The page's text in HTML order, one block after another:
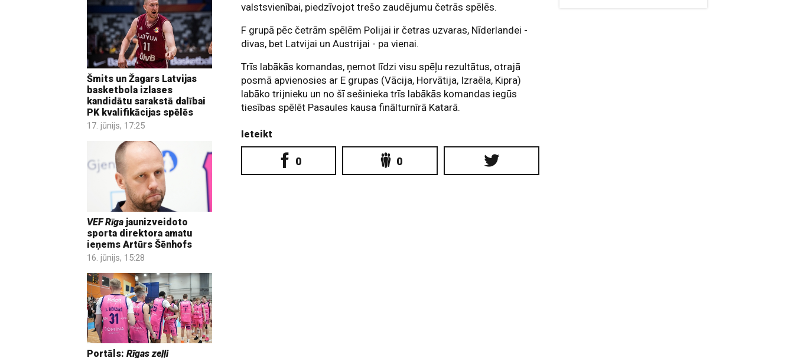
Šmits un Žagars Latvijas
basketbola izlases
kandidātu sarakstā dalībai
PK kvalifikācijas spēlēs
17. jūnijs, 17:25
VEF Rīga jaunizveidoto
sporta direktora amatu
ieņems Artūrs Šēnhofs
16. jūnijs, 15:28
Portāls: Rīgas zeļļi
valstsvienībai, piedzīvojot trešo zaudējumu četrās spēlēs.
F grupā pēc četrām spēlēm Polijai ir četras uzvaras, Nīderlandei -
divas, bet Latvijai un Austrijai - pa vienai.
Trīs labākās komandas, ņemot līdzi visu spēļu rezultātus, otrajā
posmā apvienosies ar E grupas (Vācija, Horvātija, Izraēla, Kipra)
labāko trijnieku un no šī sešinieka trīs labākās komandas iegūs
tiesības spēlēt Pasaules kausa finālturnīrā Katarā.
Ieteikt
0 0